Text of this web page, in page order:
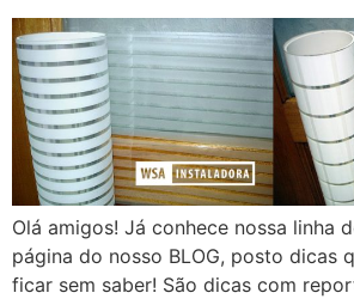
Olá amigos! Já conhece nossa linha
página do nosso BLOG, posto dicas
ficar sem saber! São dicas com